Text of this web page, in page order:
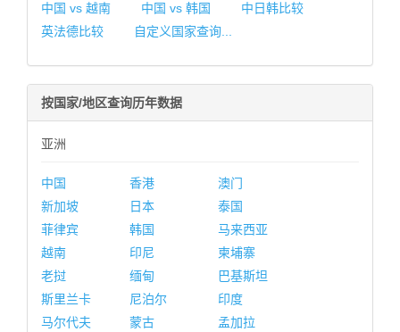
中国 vs 越南
中国 vs 韩国
中日韩比较
英法德比较
自定义国家查询...
按国家/地区查询历年数据
亚洲
中国 香港
澳门
新加坡
日本
泰国
菲律宾
韩国
马来西亚
越南
印尼
柬埔寨
老挝
缅甸
巴基斯坦
斯里兰卡
尼泊尔
印度
马尔代夫
蒙古
孟加拉